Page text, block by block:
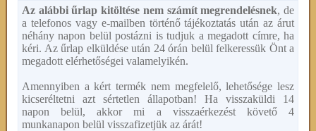
Az alábbi űrlap kitöltése nem számít megrendelésnek, de
a telefonos vagy e-mailben történő tájékoztatás után az árut
néhány napon belül postázni is tudjuk a megadott címre, ha
kéri. Az űrlap elküldése után 24 órán belül felkeressük Önt a
megadott elérhetőségei valamelyikén.
Amennyiben a kért termék nem megfelelő, lehetősége lesz
kicseréltetni azt sértetlen állapotban! Ha visszaküldi 14
napon belül, akkor mi a visszaérkezést követő 4
munkanapon belül visszafizetjük az árát!